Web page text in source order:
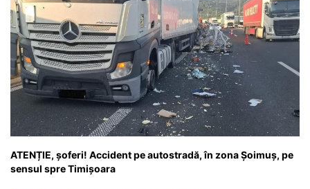
ATENȚIE, șoferi! Accident pe autostradă, în zona Șoimuș, pe
sensul spre Timișoara